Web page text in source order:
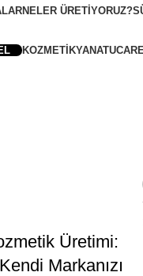
NELER ÜRETIYORUZ?
KOZMETIKYA
Üretimi:
Markanızı